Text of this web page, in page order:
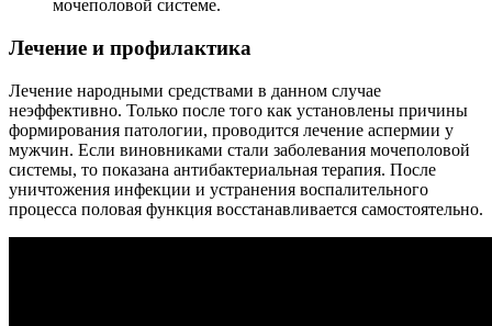
мочеполовой системе.
Лечение и профилактика
Лечение народными средствами в данном случае
неэффективно. Только после того как установлены причины
формирования патологии, проводится лечение аспермии у
мужчин. Если виновниками стали заболевания мочеполовой
системы, то показана антибактериальная терапия. После
уничтожения инфекции и устранения воспалительного
процесса половая функция восстанавливается самостоятельно.